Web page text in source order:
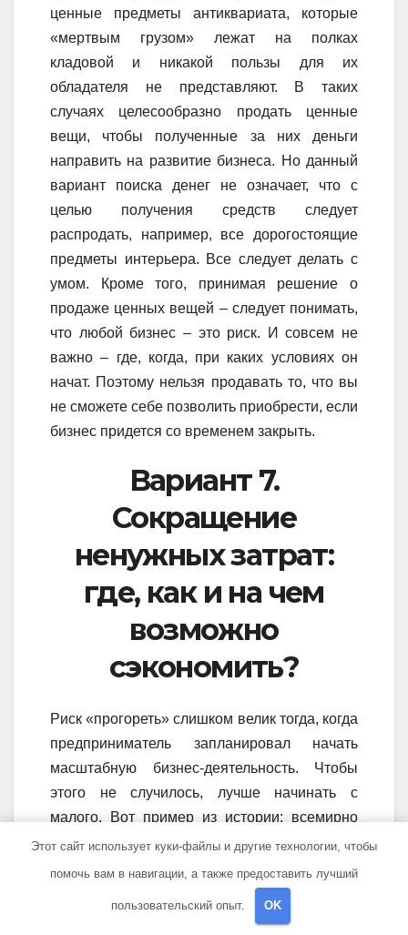
ценные предметы антиквариата, которые
«мертвым грузом» лежат на полках
кладовой и никакой пользы для их
обладателя не представляют. В таких
случаях целесообразно продать ценные
вещи, чтобы полученные за них деньги
направить на развитие бизнеса. Но данный
вариант поиска денег не означает, что с
целью получения средств следует
распродать, например, все дорогостоящие
предметы интерьера. Все следует делать с
умом. Кроме того, принимая решение о
продаже ценных вещей – следует понимать,
что любой бизнес – это риск. И совсем не
важно – где, когда, при каких условиях он
начат. Поэтому нельзя продавать то, что вы
не сможете себе позволить приобрести, если
бизнес придется со временем закрыть.
Вариант 7.
Сокращение
ненужных затрат:
где, как и на чем
возможно
сэкономить?
Риск «прогореть» слишком велик тогда, когда
предприниматель запланировал начать
масштабную бизнес-деятельность. Чтобы
этого не случилось, лучше начинать с
малого. Вот пример из истории: всемирно
известный Генри Форд начал работу в своей
гаражной мастерской. Затем собрал первый
квадрацикл, далее собирал по одной
Этот сайт использует куки-файлы и другие технологии, чтобы
помочь вам в навигации, а также предоставить лучший
пользовательский опыт. OK